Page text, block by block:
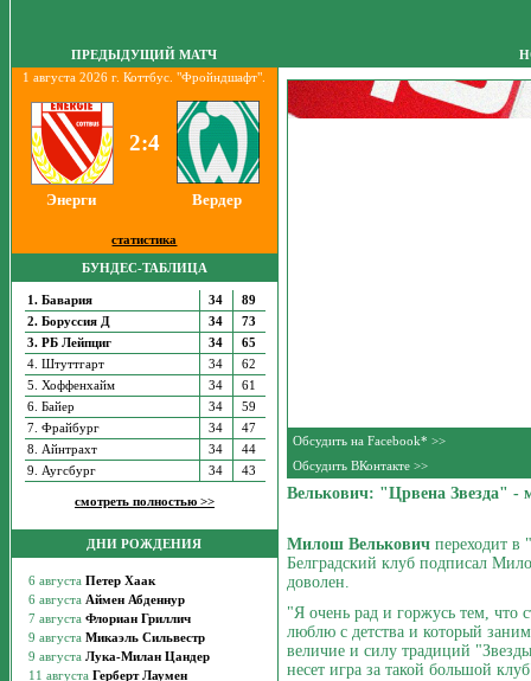
ПРЕДЫДУЩИЙ МАТЧ
1 августа 2026 г. Коттбус. "Фройндшафт".
2:4
Энерги Вердер
статистика
БУНДЕС-ТАБЛИЦА
1. Бавария 34
89
2. Боруссия Д
34
73
3. РБ Лейпциг
34
65
4. Штуттгарт
34
62
5. Хоффенхайм
34
61
6. Байер
34
59
7. Фрайбург
34
47
8. Айнтрахт
34
44
9. Аугсбург
34 43
смотреть полностью >>
ДНИ РОЖДЕНИЯ
Обсудить на Facebook* >>
Обсудить ВКонтакте >>
Велькович: "Црвена Звезда" -
Милош Велькович переходит в
Белградский клуб подписал
доволен.
"Я очень рад и горжусь тем, что
люблю с детства и который
величие и силу традиций
несет игра за такой большой